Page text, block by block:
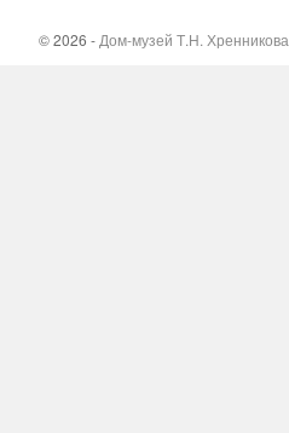
© 2026 - Дом-музей Т.Н. Хренникова